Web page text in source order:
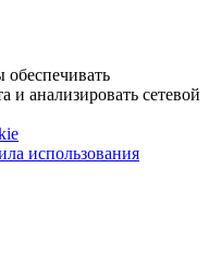
и анализировать сетевой
использования